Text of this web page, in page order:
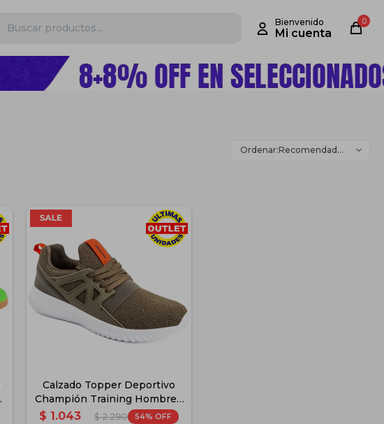
0
Recomendados
Calzado Topper Deportivo
Champión Training Hombre -
Verde-Naranja
$ 1.043 $ 2.290 54